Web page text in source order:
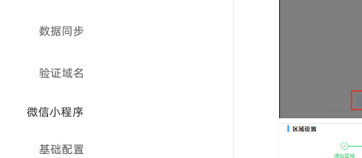
数据同步
验证域名
微信小程序
基础配置